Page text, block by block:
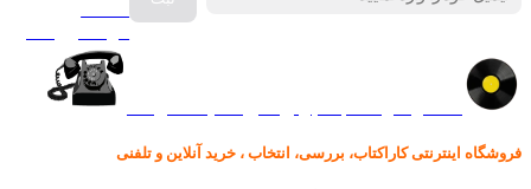
فروشگاه اینترنتی کاراکتاب، بررسی، انتخاب ، خرید آنلاین و تلفنی